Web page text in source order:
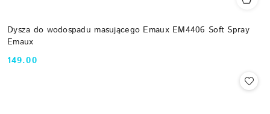
Dysza do wodospadu masującego Emaux EM4406 Soft Spray
Emaux
Cena:
149.00